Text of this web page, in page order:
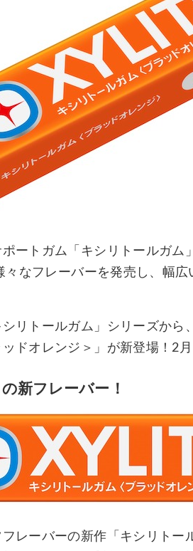
ートガム「キシリトールガム
なフレーバーを発売し、幅
リトールガム」シリーズから
ドオレンジ＞」が新登場！2
新フレーバー！
レーバーの新作「キシリト